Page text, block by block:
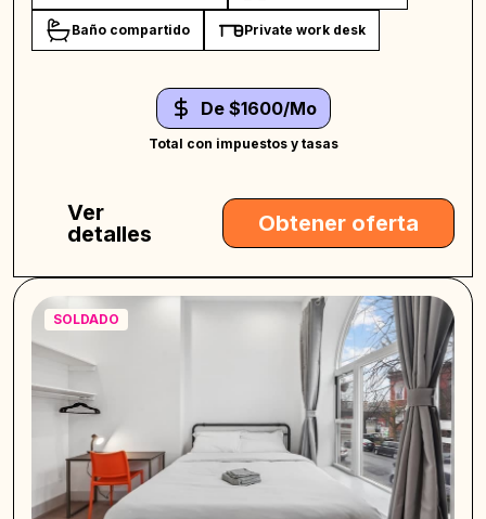
Baño compartido Private work desk
De $1600/Mo
Total con impuestos y tasas
Ver
detalles
Obtener oferta
SOLDADO